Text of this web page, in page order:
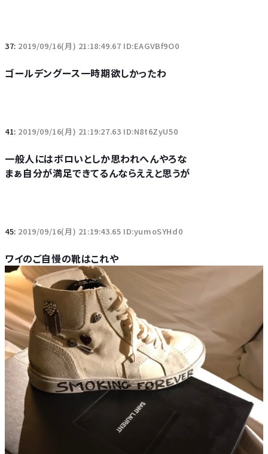
37: 2019/09/16(月) 21:18:49.67 ID:EAGVBf9O0
ゴールデングース一時期欲しかったわ
41: 2019/09/16(月) 21:19:27.63 ID:N8t6ZyU50
一般人にはボロいとしか思われへんやろな
まぁ自分が満足できてるんならええと思うが
45: 2019/09/16(月) 21:19:43.65 ID:yumoSYHd0
ワイのご自慢の靴はこれや